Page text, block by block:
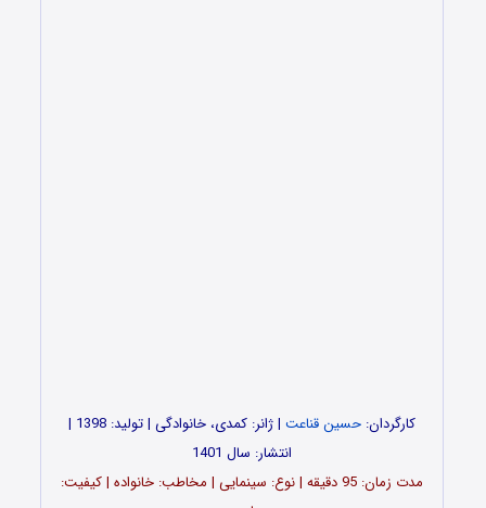
کارگردان: حسین قناعت
| ژانر: کمدی، خانوادگی | تولید: 1398 |
انتشار: سال 1401
مدت‌‌ زمان: 95 دقیقه | نوع: سینمایی | مخاطب: خانواده | کیفیت: